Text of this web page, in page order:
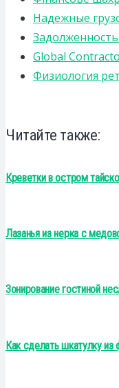
Надежные
Global
Физиология
Читайте также:
Креветки в остром
Лазанья из нерка с
Зонирование гостиной
Как сделать шкатулку